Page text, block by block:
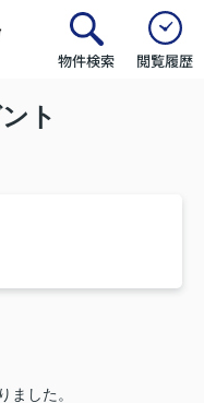
物件検索 閲覧履歴
ト
ました。